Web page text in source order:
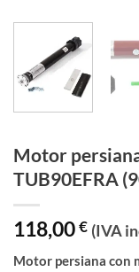
Motor
TUB90EFRA
118,00€ (IVA
Motor persiana con